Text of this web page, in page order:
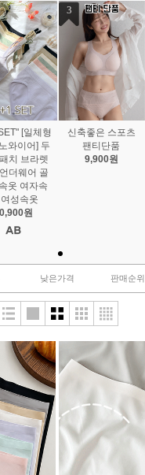
[일체형
와이어] 두
치 브라렛
더웨어 골
옷 여자속
성속옷
원
3
신축좋은 스포츠
팬티단품
9,900원
낮은가격 판매순위